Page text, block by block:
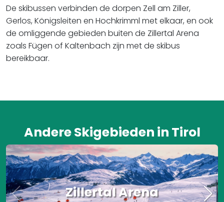
De skibussen verbinden de dorpen Zell am Ziller,
Gerlos, Königsleiten en Hochkrimml met elkaar, en ook
de omliggende gebieden buiten de Zillertal Arena
zoals Fügen of Kaltenbach zijn met de skibus
bereikbaar.
Andere Skigebieden in Tirol
Zillertal Arena